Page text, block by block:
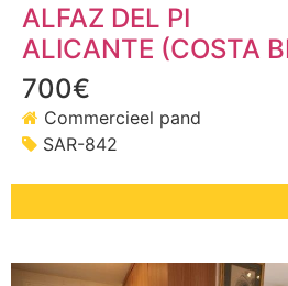
ALFAZ DEL PI
ALICANTE (COSTA
700€
Commercieel pand
SAR-842